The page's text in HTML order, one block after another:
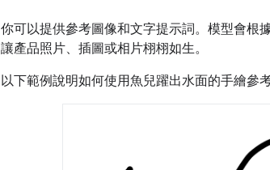
你可以提供參考圖像和文字提示詞。模型會根
讓產品照片、插圖或相片栩栩如生。
以下範例說明如何使用魚兒躍出水面的手繪參